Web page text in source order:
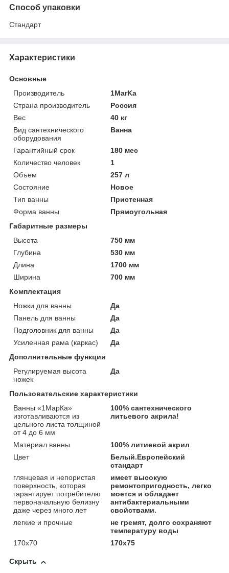
Способ упаковки
Стандарт
Характеристики
Основные
Производитель
1MarKa
Страна производитель
Россия
Вес
40 кг
Вид сантехнического
оборудования
Ванна
Гарантийный срок
180 мес
Количество человек
1
Объем
257 л
Состояние
Новое
Тип ванны
Пристенная
Форма ванны
Прямоугольная
Габаритные размеры
Высота
750 мм
Глубина
530 мм
Длина
1700 мм
Ширина
700 мм
Комплектация
Ножки для ванны
Да
Панель для ванны
Да
Подголовник для ванны
Да
Усиленная рама (каркас)
Да
Дополнительные функции
Регулируемая высота
ножек
Да
Пользовательские характеристики
Ванны «1МарКа»
изготавливаются из
цельного листа толщиной
от 4 до 6 мм
100% сантехнического
литьевого акрила!
Материал ванны
100% литиевой акрил
Цвет
Белый.Европейский
стандарт
глянцевая и непористая
поверхность, которая
гарантирует потребителю
первоначальную белизну
даже через много лет
имеет высокую
ремонтопригодность, легко
моется и обладает
антибактериальными
свойствами.
легкие и прочные
не гремят, долго сохраняют
температуру воды
170х70
170х75
Скрыть